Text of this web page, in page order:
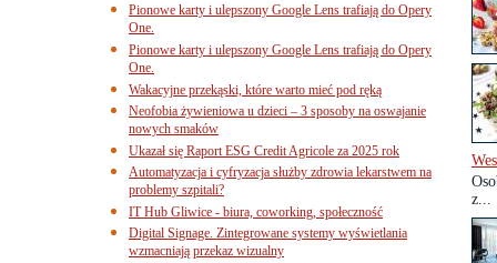
z...
Pionowe karty i ulepszony Google Lens trafiają do Opery
One.
Pionowe karty i ulepszony Google Lens trafiają do Opery
One.
Wakacyjne przekąski, które warto mieć pod ręką
Neofobia żywieniowa u dzieci – 3 sposoby na oswajanie
nowych smaków
Ukazał się Raport ESG Credit Agricole za 2025 rok
Automatyzacja i cyfryzacja służby zdrowia lekarstwem na
problemy szpitali?
IT Hub Gliwice - biura, coworking, społeczność
Digital Signage. Zintegrowane systemy wyświetlania
wzmacniają przekaz wizualny